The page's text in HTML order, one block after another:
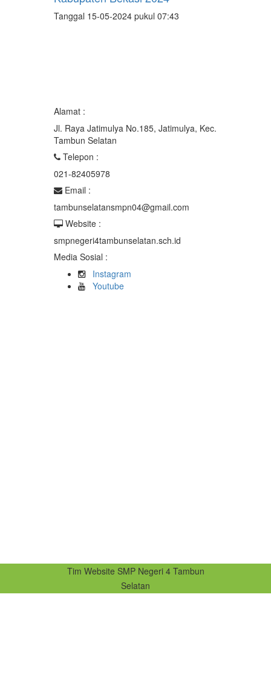
Tanggal 15-05-2024 pukul 07:43
Alamat :
Jl. Raya Jatimulya No.185, Jatimulya, Kec.
Tambun Selatan
Telepon :
021-82405978
Email :
tambunselatansmpn04@gmail.com
Website :
smpnegeri4tambunselatan.sch.id
Media Sosial :
Instagram
Youtube
Tim Website SMP Negeri 4 Tambun
Selatan